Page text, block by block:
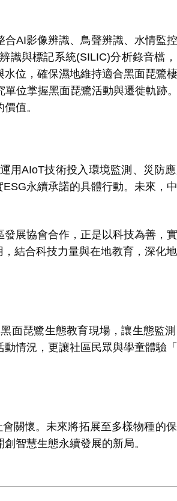
合AI影像辨識、鳥聲辨識、水情監
識與標記系統(SILIC)分析錄音檔
位，確保濕地維持適合黑面琵鷺
位掌握黑面琵鷺活動與遷徙軌跡
值。
用AIoT技術投入環境監測、災防
ESG永續承諾的具體行動。未來，
展協會合作，正是以科技為善，
，結合科技力量與在地教育，深化
面琵鷺生態教育現場，讓生態監
情況，更讓社區民眾與學童體驗
關懷。未來將拓展至多樣物種的
智慧生態永續發展的新局。